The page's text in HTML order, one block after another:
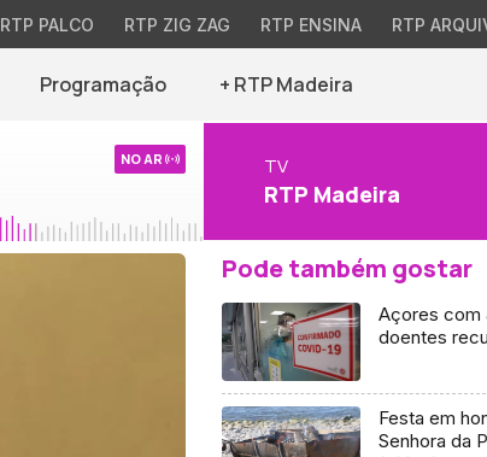
RTP PALCO RTP ZIG ZAG RTP ENSINA RTP
Programação + RTP Madeira
NO AR TV
RTP Madeira
Pode também gostar
Açores com
doentes
Festa em
Senhora da